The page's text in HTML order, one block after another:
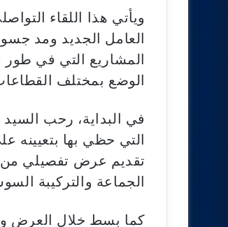
ويأتي هذا اللقاء
العامل الجديد ومد
المشاريع التي في طور
الوضع بمختلف
في البداية، رحب السيد
التي حظي بها بتعيينه
تقديم عرض تفصيلي من
الجماعة والتركيبة
كما بسط خلال العرض